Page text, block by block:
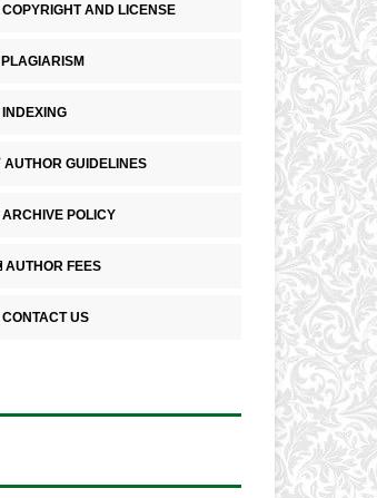
COPYRIGHT AND LICENSE
PLAGIARISM
INDEXING
AUTHOR GUIDELINES
ARCHIVE POLICY
AUTHOR FEES
CONTACT US